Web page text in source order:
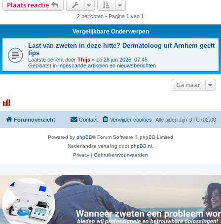
Plaats reactie
2 berichten • Pagina 1 van 1
Vergelijkbare Onderwerpen
Last van zweten in deze hitte? Dermatoloog uit Arnhem geeft
tips
Laatste bericht door Thijs « zo 28 jun 2026, 07:45
Geplaatst in Ingescande artikelen en nieuwsberichten
Ga naar
Forumoverzicht Alle tijden zijn UTC+02:00
Verwijder cookies
Contact
Powered by phpBB® Forum Software © phpBB Limited
Nederlandse vertaling doorphpBB.nl
Privacy | Gebruikersvoorwaarden